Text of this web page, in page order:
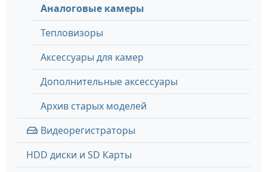
Аналоговые камеры
Тепловизоры
Аксессуары для камер
Дополнительные аксессуары
Архив старых моделей
Видеорегистраторы
HDD диски и SD Карты